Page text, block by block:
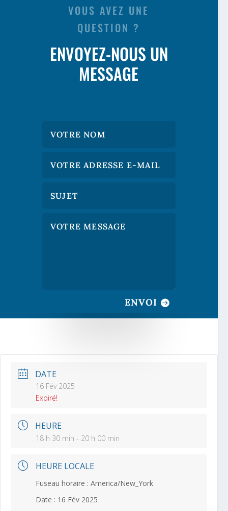
VOUS AVEZ UNE
QUESTION ?
ENVOYEZ-NOUS UN
MESSAGE
ENVOI
DATE
16 Fév 2025
Expiré!
HEURE
18 h 30 min - 20 h 00 min
HEURE LOCALE
Fuseau horaire : America/New_York
Date : 16 Fév 2025